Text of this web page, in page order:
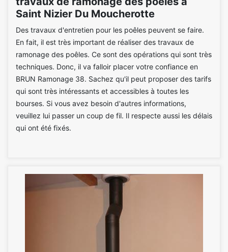
Saint Nizier Du Moucherotte
Des travaux d'entretien pour les poêles peuvent se faire.
En fait, il est très important de réaliser des travaux de
ramonage des poêles. Ce sont des opérations qui sont très
techniques. Donc, il va falloir placer votre confiance en
BRUN Ramonage 38. Sachez qu'il peut proposer des tarifs
qui sont très intéressants et accessibles à toutes les
bourses. Si vous avez besoin d'autres informations,
veuillez lui passer un coup de fil. Il respecte aussi les délais
qui ont été fixés.